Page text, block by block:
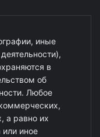
иные
в
об
Любое
а равно их
или иное